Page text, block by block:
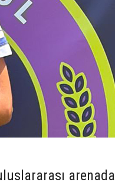
arenada